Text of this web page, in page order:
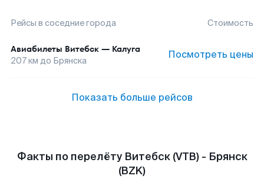
Рейсы в соседние города Стоимость
Авиабилеты Витебск — Калуга
207км до Брянска Посмотреть цены
Показать больше рейсов
Факты по перелёту Витебск (VTB) - Брянск
(BZK)